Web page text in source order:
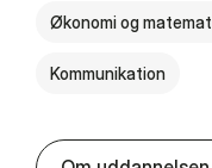
Økonomi og
Kommunikation